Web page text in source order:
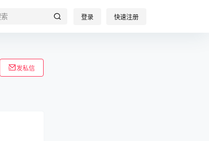
登录 快速注册
发私信